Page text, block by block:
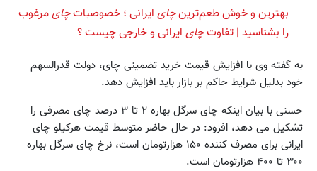
بهترین و خوش ‌طعم‌ترینچای ایرانی ؛ خصوصیاتچایمرغوب
را بشناسید | تفاوتچای ایرانی و خارجی چیست ؟
به گفته وی با افزایش قیمت خرید تضمینی چای، دولت قدرالسهم
خود بدلیل شرایط حاکم بر بازار باید افزایش دهد.
حسنی با بیان اینکه چای سرگل بهاره ۲ تا ۳ درصد چای مصرفی را
تشکیل می دهد، افزود: در حال حاضر متوسط قیمت هرکیلو چای
ایرانی برای مصرف کننده ۱۵۰ هزارتومان است، نرخ چای سرگل بهاره
۳۰۰ تا ۴۰۰ هزارتومان است.